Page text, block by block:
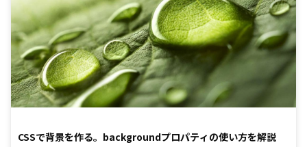
CSSで背景を作る。backgroundプロパティの使い方を解説